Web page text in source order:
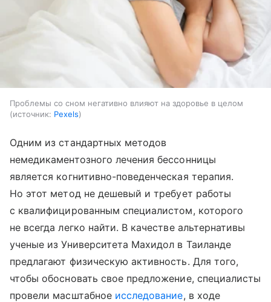
Проблемы со сном негативно влияют на здоровье в целом
источник: Pexels
Одним из стандартных методов
немедикаментозного лечения бессонницы
является когнитивно-поведенческая терапия.
Но этот метод не дешевый и требует работы
с квалифицированным специалистом, которого
не всегда легко найти. В качестве альтернативы
ученые из Университета Махидол в Таиланде
предлагают физическую активность. Для того,
чтобы обосновать свое предложение, специалисты
провели масштабное исследование, в ходе